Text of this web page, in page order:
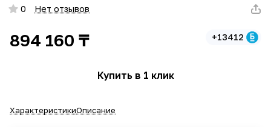
0 Нет отзывов
894 160 ₸ +13412
Купить в 1 клик
ХарактеристикиОписание